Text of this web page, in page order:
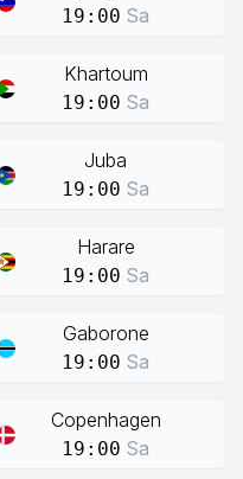
19:00 Sa
Khartoum
19:00 Sa
Juba
19:00 Sa
Harare
19:00 Sa
Gaborone
19:00 Sa
Copenhagen
19:00 Sa